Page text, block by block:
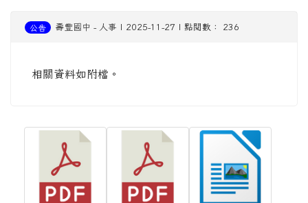
公告 壽豐國中 - 人事 | 2025-11-27 | 點閱數： 236
相關資料如附檔。